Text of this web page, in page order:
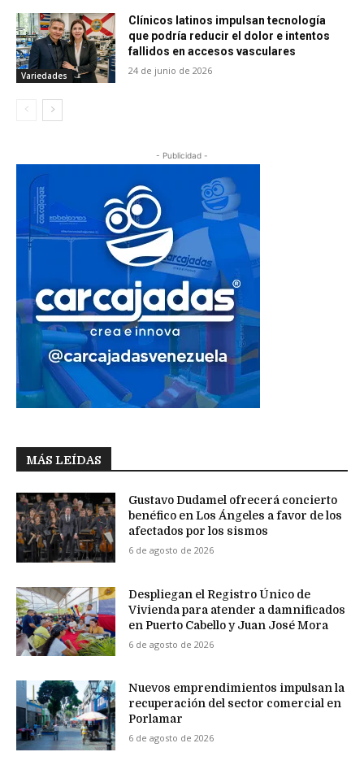
Variedades
Clínicos latinos impulsan tecnología
que podría reducir el dolor e intentos
fallidos en accesos vasculares
24 de junio de 2026
- Publicidad -
MÁS LEÍDAS
Gustavo Dudamel ofrecerá concierto
benéfico en Los Ángeles a favor de los
afectados por los sismos
6 de agosto de 2026
Despliegan el Registro Único de
Vivienda para atender a damnificados
en Puerto Cabello y Juan José Mora
6 de agosto de 2026
Nuevos emprendimientos impulsan la
recuperación del sector comercial en
Porlamar
6 de agosto de 2026